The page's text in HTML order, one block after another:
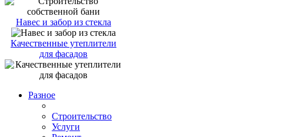
Навес и забор из стекла
Качественные утеплители
для фасадов
Разное
Строительство
Услуги